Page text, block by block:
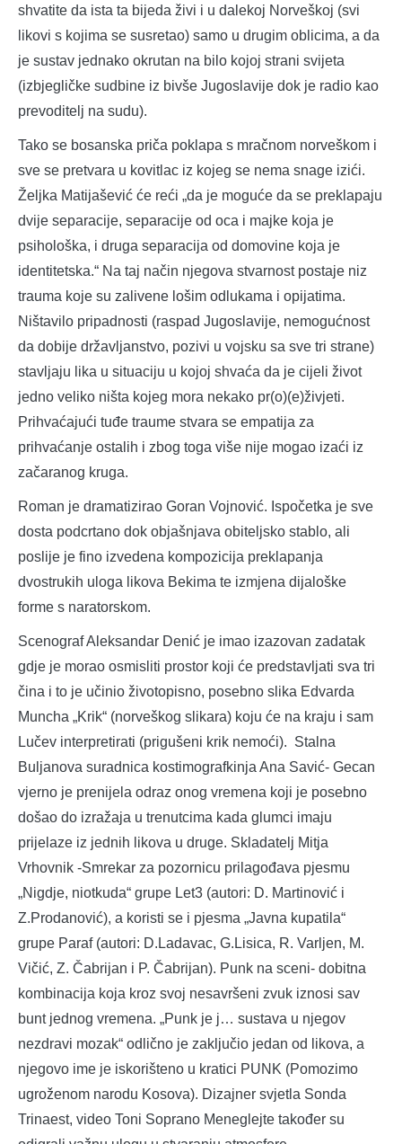
shvatite da ista ta bijeda živi i u dalekoj Norveškoj (svi
likovi s kojima se susretao) samo u drugim oblicima, a da
je sustav jednako okrutan na bilo kojoj strani svijeta
(izbjegličke sudbine iz bivše Jugoslavije dok je radio kao
prevoditelj na sudu).
Tako se bosanska priča poklapa s mračnom norveškom i
sve se pretvara u kovitlac iz kojeg se nema snage izići.
Željka Matijašević će reći „da je moguće da se preklapaju
dvije separacije, separacije od oca i majke koja je
psihološka, i druga separacija od domovine koja je
identitetska.“ Na taj način njegova stvarnost postaje niz
trauma koje su zalivene lošim odlukama i opijatima.
Ništavilo pripadnosti (raspad Jugoslavije, nemogućnost
da dobije državljanstvo, pozivi u vojsku sa sve tri strane)
stavljaju lika u situaciju u kojoj shvaća da je cijeli život
jedno veliko ništa kojeg mora nekako pr(o)(e)živjeti.
Prihvaćajući tuđe traume stvara se empatija za
prihvaćanje ostalih i zbog toga više nije mogao izaći iz
začaranog kruga.
Roman je dramatizirao Goran Vojnović. Ispočetka je sve
dosta podcrtano dok objašnjava obiteljsko stablo, ali
poslije je fino izvedena kompozicija preklapanja
dvostrukih uloga likova Bekima te izmjena dijaloške
forme s naratorskom.
Scenograf Aleksandar Denić je imao izazovan zadatak
gdje je morao osmisliti prostor koji će predstavljati sva tri
čina i to je učinio životopisno, posebno slika Edvarda
Muncha „Krik“ (norveškog slikara) koju će na kraju i sam
Lučev interpretirati (prigušeni krik nemoći). Stalna
Buljanova suradnica kostimografkinja Ana Savić- Gecan
vjerno je prenijela odraz onog vremena koji je posebno
došao do izražaja u trenutcima kada glumci imaju
prijelaze iz jednih likova u druge. Skladatelj Mitja
Vrhovnik -Smrekar za pozornicu prilagođava pjesmu
„Nigdje, niotkuda“ grupe Let3 (autori: D. Martinović i
Z.Prodanović), a koristi se i pjesma „Javna kupatila“
grupe Paraf (autori: D.Ladavac, G.Lisica, R. Varljen, M.
Vičić, Z. Čabrijan i P. Čabrijan). Punk na sceni- dobitna
kombinacija koja kroz svoj nesavršeni zvuk iznosi sav
bunt jednog vremena. „Punk je j… sustava u njegov
nezdravi mozak“ odlično je zaključio jedan od likova, a
njegovo ime je iskorišteno u kratici PUNK (Pomozimo
ugroženom narodu Kosova). Dizajner svjetla Sonda
Trinaest, video Toni Soprano Meneglejte također su